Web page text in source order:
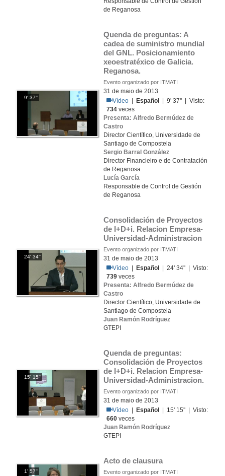
de Reganosa
9' 37''
Quenda de preguntas: A
cadea de suministro mundial
del GNL. Posicionamiento
xeoestratéxico de Galicia.
Reganosa.
Evento organizado por ITMATI
31 de maio de 2013
Vídeo
Español
| 9' 37'' | Visto:
734 veces
Presenta: Alfredo Bermúdez de
Castro
Director Científico, Universidade de
Santiago de Compostela
Sergio Barral González
Director Financieiro e de Contratación
de Reganosa
Lucía García
Responsable de Control de Gestión
de Reganosa
24' 34''
Consolidación de Proyectos
de I+D+i. Relacion Empresa-
Universidad-Administracion
Evento organizado por ITMATI
31 de maio de 2013
Vídeo
Español
| 24' 34'' | Visto:
739 veces
Presenta: Alfredo Bermúdez de
Castro
Director Científico, Universidade de
Santiago de Compostela
Juan Ramón Rodríguez
GTEPI
15' 15''
Quenda de preguntas:
Consolidación de Proyectos
de I+D+i. Relacion Empresa-
Universidad-Administracion.
Evento organizado por ITMATI
31 de maio de 2013
Vídeo
Español
| 15' 15'' | Visto:
660 veces
Juan Ramón Rodríguez
GTEPI
1' 57''
Acto de clausura
Evento organizado por ITMATI